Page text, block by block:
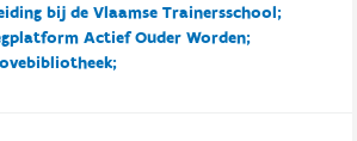
bij de Vlaamse Trainersschool;
Actief Ouder Worden;